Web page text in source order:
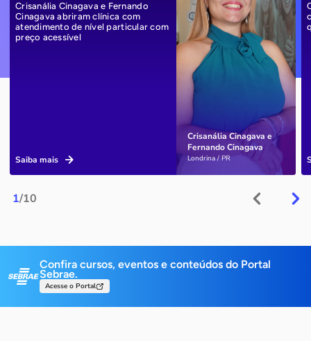
1/10
Crisanália Cinagava e
Fernando Cinagava
Londrina / PR
Crisanália Cinagava e Fernando
Cinagava abriram clínica com
atendimento de nível particular com
preço acessível
Saiba mais
Confira cursos, eventos e conteúdos do Portal
Sebrae.
Acesse o Portal